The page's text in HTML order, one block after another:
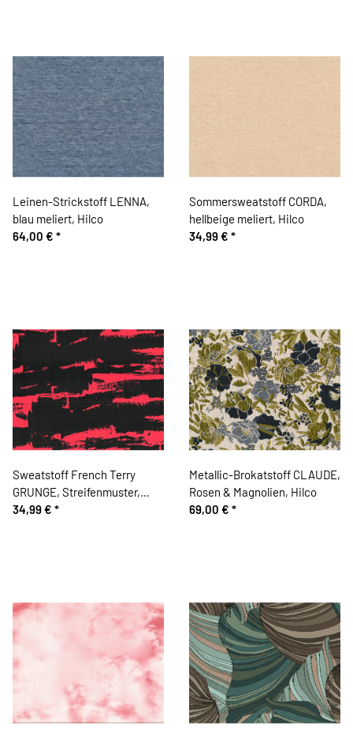
Leinen-Strickstoff LENNA,
blau meliert, Hilco
64,00 € *
Sommersweatstoff CORDA,
hellbeige meliert, Hilco
34,99 € *
Sweatstoff French Terry
GRUNGE, Streifenmuster,
schwarz-fuchsia, Hilco
34,99 € *
Metallic-Brokatstoff CLAUDE,
Rosen & Magnolien, Hilco
69,00 € *